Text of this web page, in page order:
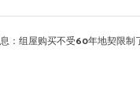
：组屋购买不受60年地契限制